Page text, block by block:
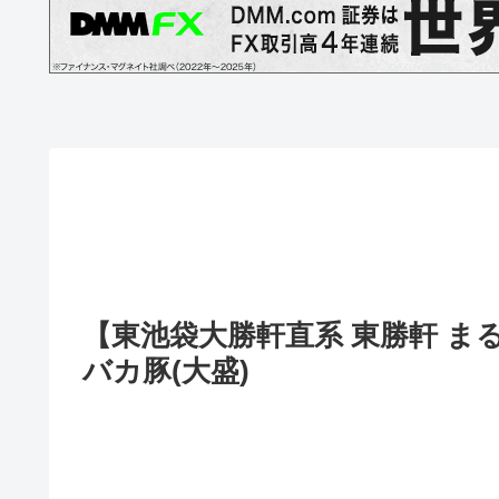
【東池袋大勝軒直系 東勝軒
バカ豚(大盛)